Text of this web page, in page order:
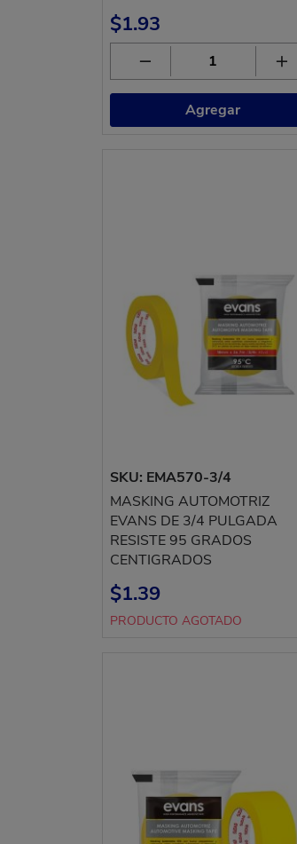
$1.93
Agregar
SKU: EMA570-3/4
MASKING AUTOMOTRIZ
EVANS DE 3/4 PULGADA
RESISTE 95 GRADOS
CENTIGRADOS
$1.39
PRODUCTO AGOTADO